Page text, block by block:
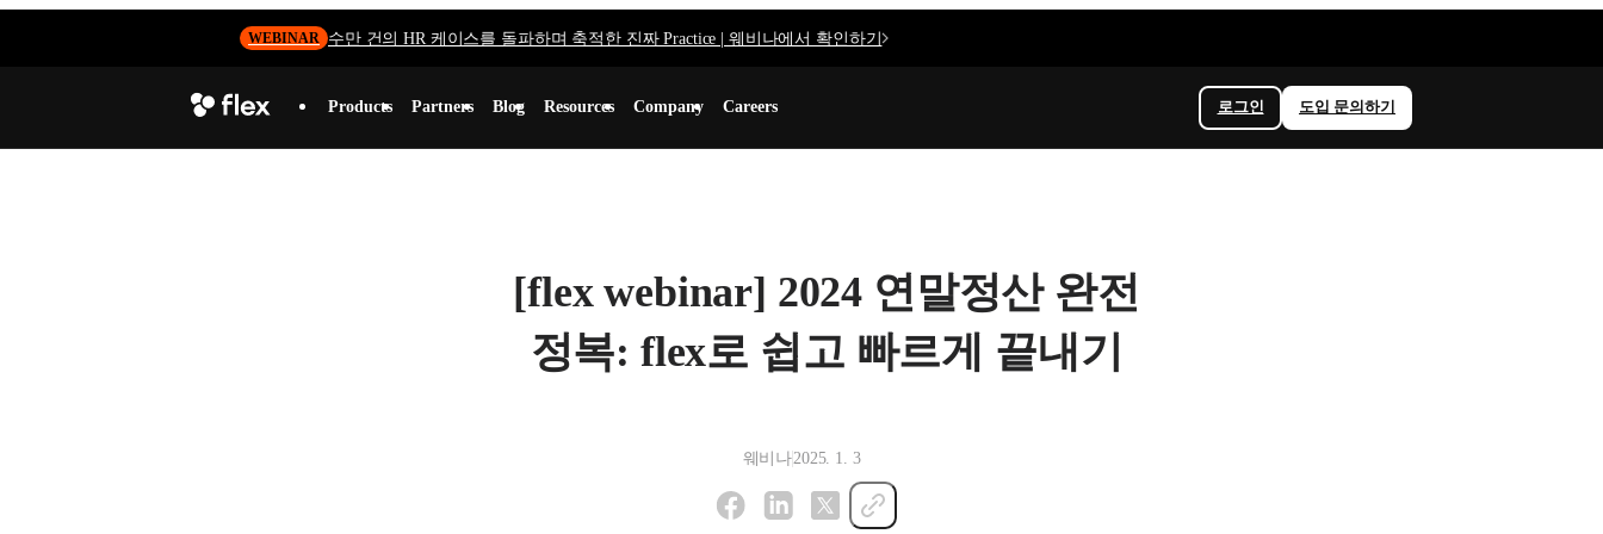
WEBINAR 수만 건의 HR 케이스를 돌파하며 축적한 진짜 Practice | 웨비나에서 확인하기
Products Partners Blog Resources Company Careers 로그인 도입 문의하기
[flex webinar] 2024 연말정산 완전
정복: flex로 쉽고 빠르게 끝내기
웨비나2025. 1. 3